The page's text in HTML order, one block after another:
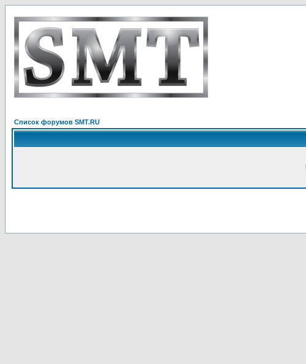
Список форумов SMT.RU